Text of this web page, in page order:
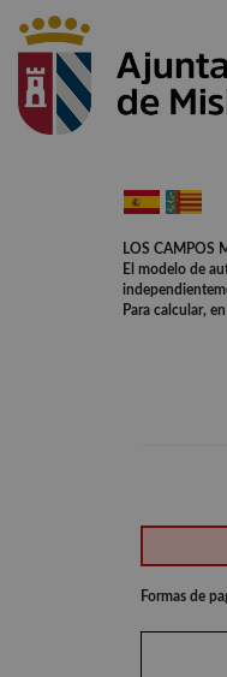
LOS CAMPOS
El modelo de
Para calcular,
Formas de